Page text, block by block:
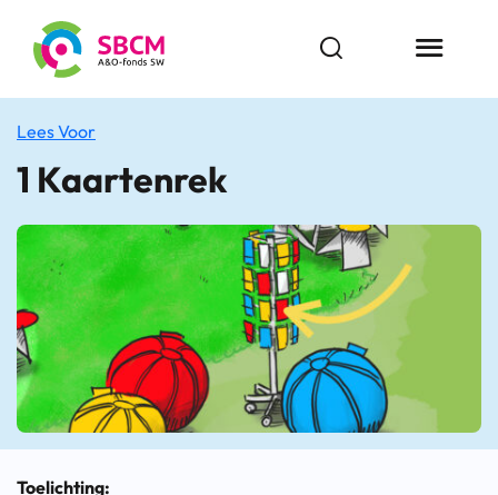
inhoud
Open zoekbalk
Menu
Lees Voor
1 Kaartenrek
Toelichting: